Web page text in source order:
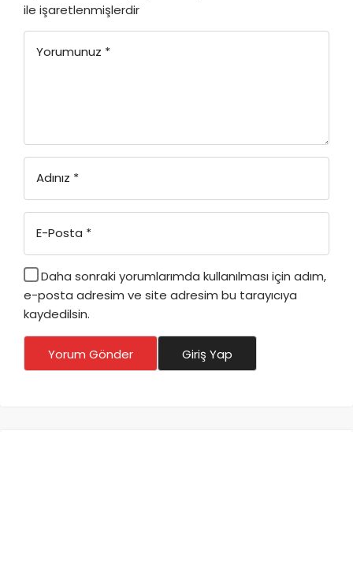
ile işaretlenmişlerdir
Yorumunuz *
Adınız *
E-Posta *
Daha sonraki yorumlarımda kullanılması için adım,
e-posta adresim ve site adresim bu tarayıcıya
kaydedilsin.
Yorum Gönder Giriş Yap